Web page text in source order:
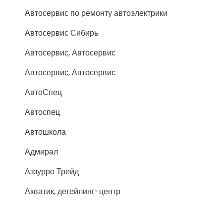
Автосервис по ремонту автоэлектрики
Автосервис Сибирь
Автосервис, Автосервис
Автосервис, Автосервис
АвтоСпец
Автоспец
Автошкола
Адмирал
Аззурро Трейд
Акватик, детейлинг-центр